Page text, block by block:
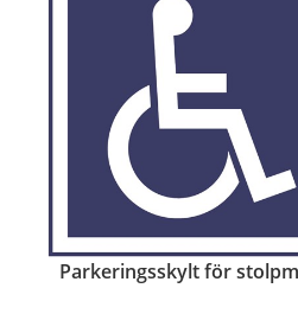
Parkeringsskylt för